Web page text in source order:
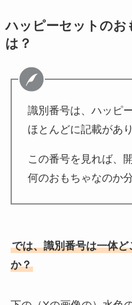
ハッピーセットのお
は？
識別番号は、ハッピ
ほとんどに記載があり
この番号を見れば、
何のおもちゃなのか
では、識別番号は一体
か？